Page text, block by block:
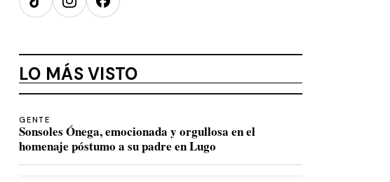
TikTokInstagramFacebook
LO MÁS VISTO
GENTE
Sonsoles Ónega, emocionada y orgullosa en el
homenaje póstumo a su padre en Lugo